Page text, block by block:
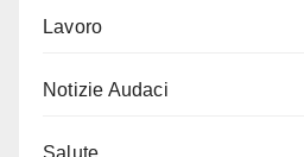
Lavoro
Notizie Audaci
Salute